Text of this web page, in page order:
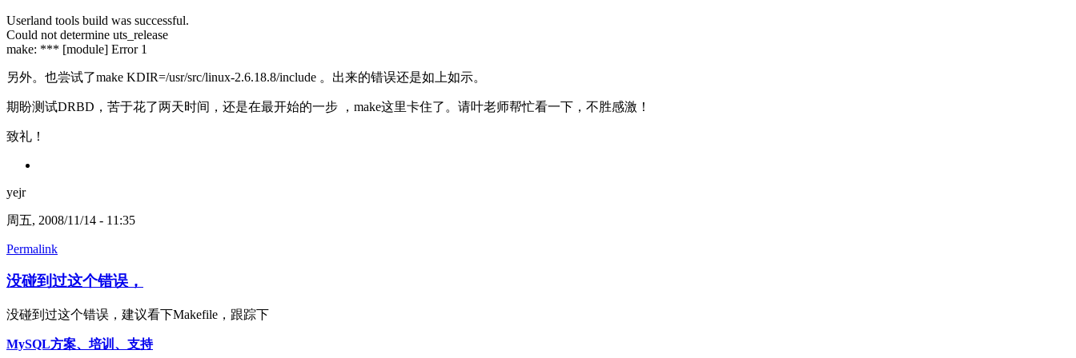
Userland tools build was successful.
Could not determine uts_release
make: *** [module] Error 1
另外。也尝试了make KDIR=/usr/src/linux-2.6.18.8/include 。出来的错误还是如上如示。
期盼测试DRBD，苦于花了两天时间，还是在最开始的一步 ，make这里卡住了。请叶老师帮忙看一下，不胜感激！
致礼！
yejr
周五, 2008/11/14 - 11:35
Permalink
没碰到过这个错误，
没碰到过这个错误，建议看下Makefile，跟踪下
MySQL方案、培训、支持